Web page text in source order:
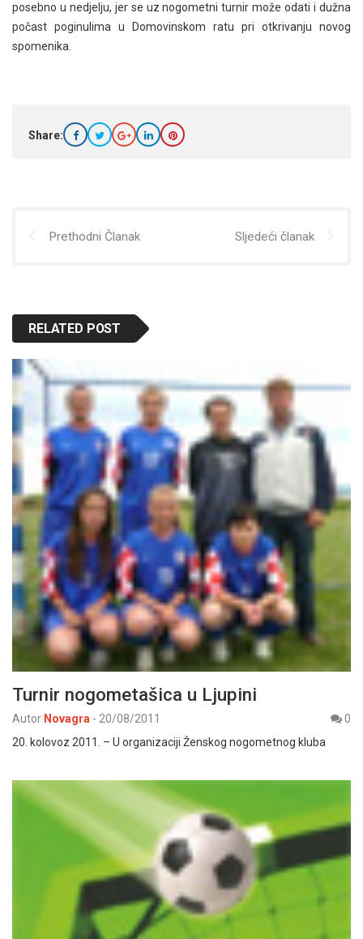
posebno u nedjelju, jer se uz nogometni turnir može odati i dužna
počast poginulima u Domovinskom ratu pri otkrivanju novog
spomenika.
Share:
Prethodni Članak Sljedeći članak
RELATED POST
Turnir nogometašica u Ljupini
Autor Novagra - 20/08/2011
0
20. kolovoz 2011. – U organizaciji Ženskog nogometnog kluba